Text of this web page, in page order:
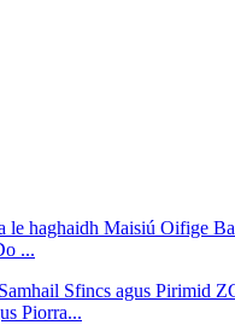
...
Piorra...